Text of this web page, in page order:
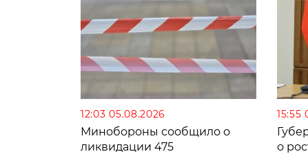
12:03 05.08.2026
Минобороны сообщило о
ликвидации 475
15:55
о